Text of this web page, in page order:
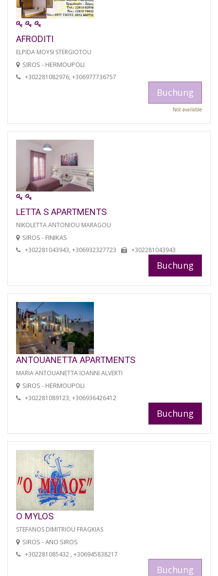
AFRODITI
ELPIDA MOYSI STERGIOTOU
SIROS - HERMOUPOLI
+302281082976, +306977736757
Buchung
Not available
LETTA S APARTMENTS
NIKOLETTA ANTONIOU MARAGOU
SIROS - FINIKAS
+302281043943, +306932327723 +302281043943
Buchung
ANTOUANETTA APARTMENTS
MARIA ANTOUANETTA IOANNI ALVERTI
SIROS - HERMOUPOLI
+302281089123, +306936426412
Buchung
O MYLOS
STEFANOS DIMITRIOU FRAGKIAS
SIROS - ANO SIROS
+302281085432 , +306945838217
Buchung